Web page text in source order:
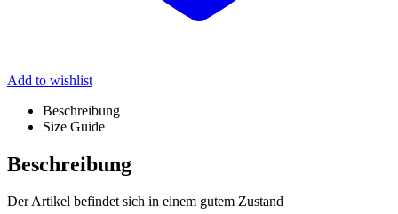
Add to wishlist
Beschreibung
Size Guide
Beschreibung
Der Artikel befindet sich in einem gutem Zustand